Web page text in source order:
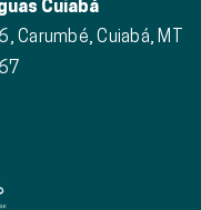
Cuiabá
Carumbé, Cuiabá, MT